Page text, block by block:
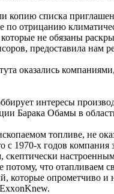
копию списка
по отрицанию
не обязаны
предоставила нам
оказались
интересы
Барака Обамы в
топливе, не
1970-х годов
что
опрометчиво и